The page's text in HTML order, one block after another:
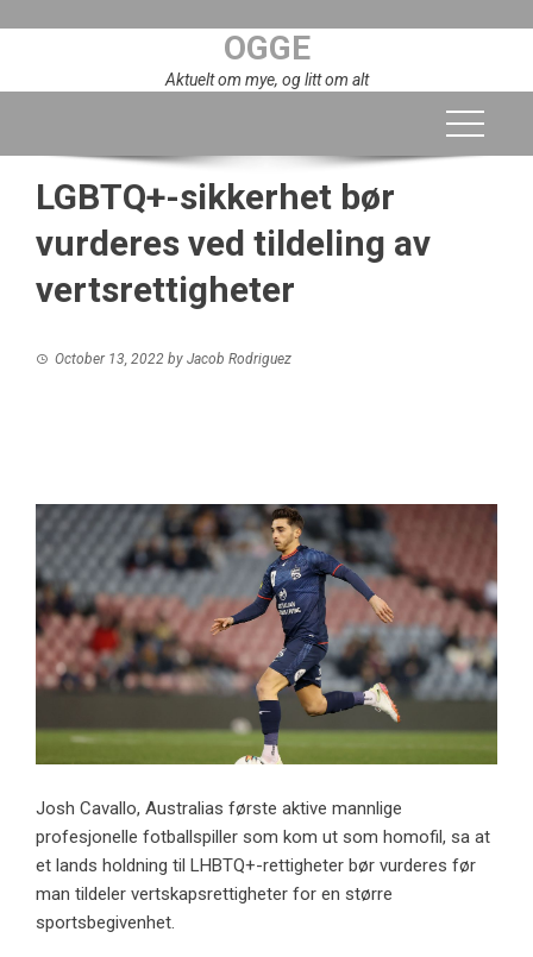
OGGE
Aktuelt om mye, og litt om alt
LGBTQ+-sikkerhet bør
vurderes ved tildeling av
vertsrettigheter
October 13, 2022 by Jacob Rodriguez
Josh Cavallo, Australias første aktive mannlige
profesjonelle fotballspiller som kom ut som homofil, sa at
et lands holdning til LHBTQ+-rettigheter bør vurderes før
man tildeler vertskapsrettigheter for en større
sportsbegivenhet.